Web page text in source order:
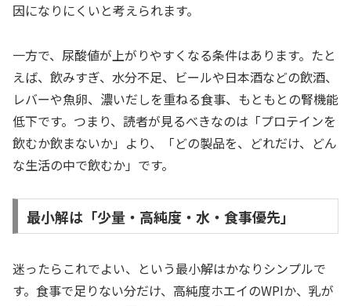
因になりにくいと考えられます。
一方で、尿酸値が上がりやすくなる条件はあります。たと
えば、飲みすぎ、水分不足、ビールや日本酒などの飲酒、
レバーや魚卵、濃いだしを重ねる食事、もともとの腎機能
低下です。つまり、読者が見るべきなのは「プロテインを
飲むか飲まないか」より、「どの製品を、どれだけ、どん
な生活の中で飲むか」です。
最小解は「少量・高純度・水・食事優先」
迷ったらこれでよい、という最小解はかなりシンプルで
す。食事で足りない分だけ、高純度ホエイのWPIか、乳が